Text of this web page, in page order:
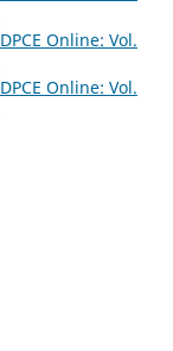
DPCE Online: Vol.
DPCE Online: Vol.